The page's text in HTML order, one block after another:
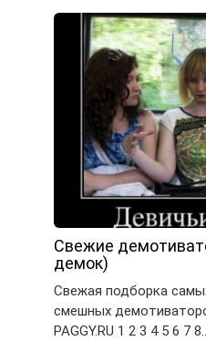
Свежие
демок)
Свежая подборка
смешных
PAGGY.RU 1 2 3 4 5 6 7